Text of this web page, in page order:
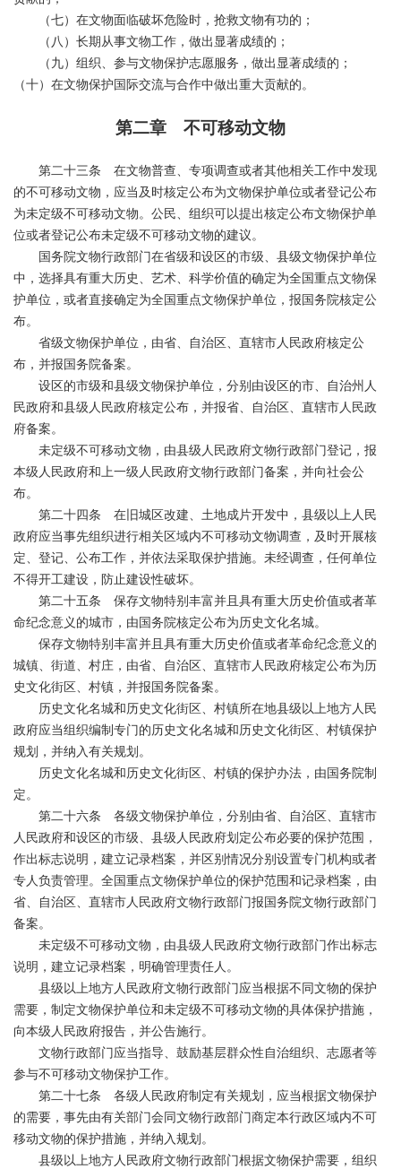
（七）在文物面临破坏危险时，抢救文物有功的；
（八）长期从事文物工作，做出显著成绩的；
（九）组织、参与文物保护志愿服务，做出显著成绩的；
（十）在文物保护国际交流与合作中做出重大贡献的。
第二章 不可移动文物
第二十三条 在文物普查、专项调查或者其他相关工作中发现
的不可移动文物，应当及时核定公布为文物保护单位或者登记公布
为未定级不可移动文物。公民、组织可以提出核定公布文物保护单
位或者登记公布未定级不可移动文物的建议。
国务院文物行政部门在省级和设区的市级、县级文物保护单位
中，选择具有重大历史、艺术、科学价值的确定为全国重点文物保
护单位，或者直接确定为全国重点文物保护单位，报国务院核定公
布。
省级文物保护单位，由省、自治区、直辖市人民政府核定公
布，并报国务院备案。
设区的市级和县级文物保护单位，分别由设区的市、自治州人
民政府和县级人民政府核定公布，并报省、自治区、直辖市人民政
府备案。
未定级不可移动文物，由县级人民政府文物行政部门登记，报
本级人民政府和上一级人民政府文物行政部门备案，并向社会公
布。
第二十四条 在旧城区改建、土地成片开发中，县级以上人民
政府应当事先组织进行相关区域内不可移动文物调查，及时开展核
定、登记、公布工作，并依法采取保护措施。未经调查，任何单位
不得开工建设，防止建设性破坏。
第二十五条 保存文物特别丰富并且具有重大历史价值或者革
命纪念意义的城市，由国务院核定公布为历史文化名城。
保存文物特别丰富并且具有重大历史价值或者革命纪念意义的
城镇、街道、村庄，由省、自治区、直辖市人民政府核定公布为历
史文化街区、村镇，并报国务院备案。
历史文化名城和历史文化街区、村镇所在地县级以上地方人民
政府应当组织编制专门的历史文化名城和历史文化街区、村镇保护
规划，并纳入有关规划。
历史文化名城和历史文化街区、村镇的保护办法，由国务院制
定。
第二十六条 各级文物保护单位，分别由省、自治区、直辖市
人民政府和设区的市级、县级人民政府划定公布必要的保护范围，
作出标志说明，建立记录档案，并区别情况分别设置专门机构或者
专人负责管理。全国重点文物保护单位的保护范围和记录档案，由
省、自治区、直辖市人民政府文物行政部门报国务院文物行政部门
备案。
未定级不可移动文物，由县级人民政府文物行政部门作出标志
说明，建立记录档案，明确管理责任人。
县级以上地方人民政府文物行政部门应当根据不同文物的保护
需要，制定文物保护单位和未定级不可移动文物的具体保护措施，
向本级人民政府报告，并公告施行。
文物行政部门应当指导、鼓励基层群众性自治组织、志愿者等
参与不可移动文物保护工作。
第二十七条 各级人民政府制定有关规划，应当根据文物保护
的需要，事先由有关部门会同文物行政部门商定本行政区域内不可
移动文物的保护措施，并纳入规划。
县级以上地方人民政府文物行政部门根据文物保护需要，组织